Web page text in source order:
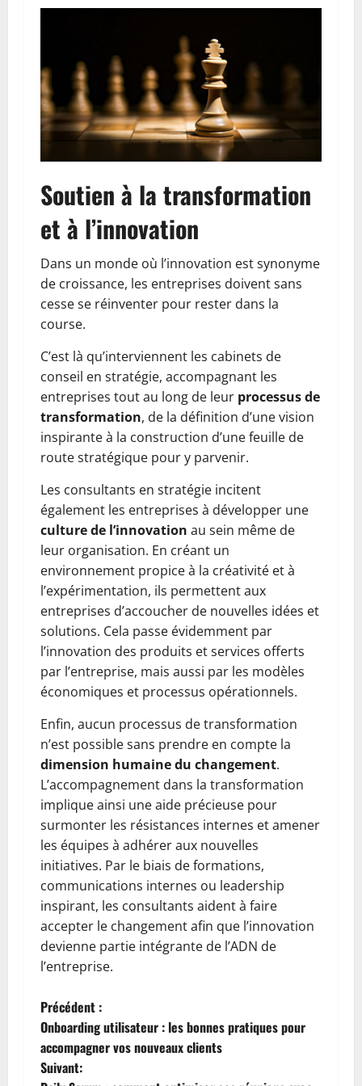
Soutien à la transformation
et à l’innovation
Dans un monde où l’innovation est synonyme
de croissance, les entreprises doivent sans
cesse se réinventer pour rester dans la
course.
C’est là qu’interviennent les cabinets de
conseil en stratégie, accompagnant les
entreprises tout au long de leur processus de
transformation, de la définition d’une vision
inspirante à la construction d’une feuille de
route stratégique pour y parvenir.
Les consultants en stratégie incitent
également les entreprises à développer une
culture de l’innovation au sein même de
leur organisation. En créant un
environnement propice à la créativité et à
l’expérimentation, ils permettent aux
entreprises d’accoucher de nouvelles idées et
solutions. Cela passe évidemment par
l’innovation des produits et services offerts
par l’entreprise, mais aussi par les modèles
économiques et processus opérationnels.
Enfin, aucun processus de transformation
n’est possible sans prendre en compte la
dimension humaine du changement.
L’accompagnement dans la transformation
implique ainsi une aide précieuse pour
surmonter les résistances internes et amener
les équipes à adhérer aux nouvelles
initiatives. Par le biais de formations,
communications internes ou leadership
inspirant, les consultants aident à faire
accepter le changement afin que l’innovation
devienne partie intégrante de l’ADN de
l’entreprise.
N
a
Précédent :
Onboarding utilisateur : les bonnes pratiques pour
accompagner vos nouveaux clients
Suivant: